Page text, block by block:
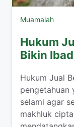
Muamalah
Hukum
Bikin
​Hukum Jual
pengetahuan
selami agar
makhluk